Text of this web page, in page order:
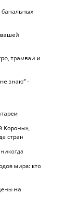
банальных
трамваи и
знаю“ -
Короны»,
стран
мира: кто
на